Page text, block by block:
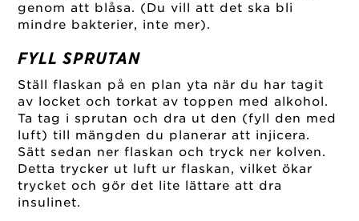
genom att blåsa. (Du vill att det ska bli
mindre bakterier, inte mer).
FYLL SPRUTAN
Ställ flaskan på en plan yta när du har tagit
av locket och torkat av toppen med alkohol.
Ta tag i sprutan och dra ut den (fyll den med
luft) till mängden du planerar att injicera.
Sätt sedan ner flaskan och tryck ner kolven.
Detta trycker ut luft ur flaskan, vilket ökar
trycket och gör det lite lättare att dra
insulinet.